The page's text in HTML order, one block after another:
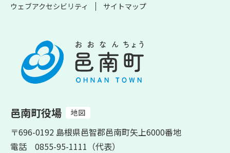
ウェブアクセシビリティ
サイトマップ
邑南町役場 地図
〒696-0192 島根県邑智郡邑南町矢上6000番地
電話 0855-95-1111（代表）